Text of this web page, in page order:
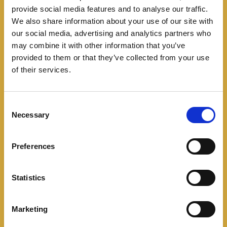
provide social media features and to analyse our traffic.
We also share information about your use of our site with
our social media, advertising and analytics partners who
may combine it with other information that you’ve
provided to them or that they’ve collected from your use
of their services.
Necessary
Preferences
Statistics
Marketing
E-Motion Fest, una feria
de movilidad sostenible
en Bogotá